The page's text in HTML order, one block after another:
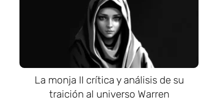
La monja II crítica y análisis de su
traición al universo Warren